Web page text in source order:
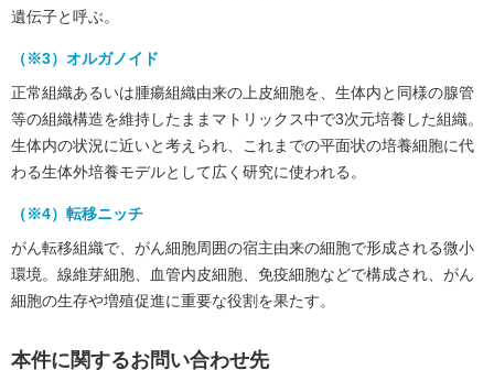
遺伝子と呼ぶ。
（※3）オルガノイド
正常組織あるいは腫瘍組織由来の上皮細胞を、生体内と同様の腺管
等の組織構造を維持したままマトリックス中で3次元培養した組織。
生体内の状況に近いと考えられ、これまでの平面状の培養細胞に代
わる生体外培養モデルとして広く研究に使われる。
（※4）転移ニッチ
がん転移組織で、がん細胞周囲の宿主由来の細胞で形成される微小
環境。線維芽細胞、血管内皮細胞、免疫細胞などで構成され、がん
細胞の生存や増殖促進に重要な役割を果たす。
本件に関するお問い合わせ先